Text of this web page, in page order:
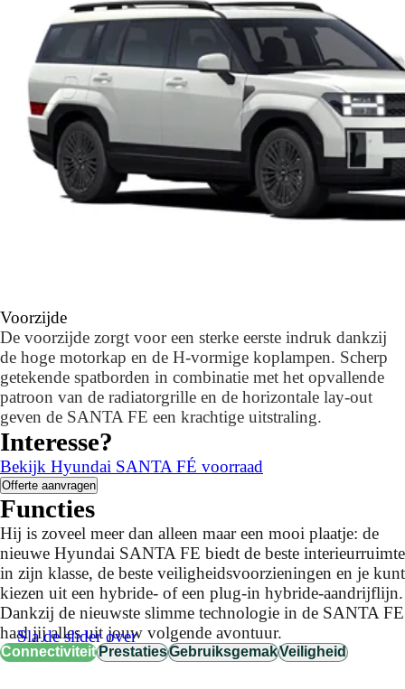
Voorzijde
De voorzijde zorgt voor een sterke eerste indruk dankzij
de hoge motorkap en de H-vormige koplampen. Scherp
getekende spatborden in combinatie met het opvallende
patroon van de radiatorgrille en de horizontale lay-out
geven de SANTA FE een krachtige uitstraling.
Interesse?
Bekijk Hyundai SANTA FÉ voorraad
Offerte aanvragen
Functies
Hij is zoveel meer dan alleen maar een mooi plaatje: de
nieuwe Hyundai SANTA FE biedt de beste interieurruimte
in zijn klasse, de beste veiligheidsvoorzieningen en je kunt
kiezen uit een hybride- of een plug-in hybride-aandrijflijn.
Dankzij de nieuwste slimme technologie in de SANTA FE
haal jij alles uit jouw volgende avontuur.
ConnectiviteitPrestatiesGebruiksgemakVeiligheid
Sla de slider over